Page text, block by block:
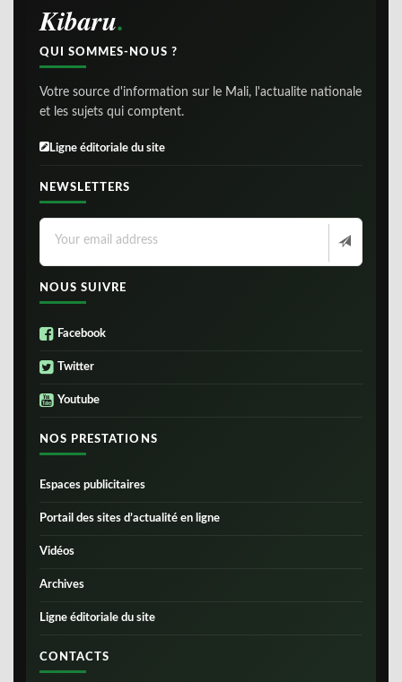
Kibaru
QUI SOMMES-NOUS ?
Votre source d'information sur le Mali, l'actualite nationale
et les sujets qui comptent.
Ligne éditoriale du site
NEWSLETTERS
NOUS SUIVRE
Facebook
Twitter
Youtube
NOS PRESTATIONS
Espaces publicitaires
Portail des sites d’actualité en ligne
Vidéos
Archives
Ligne éditoriale du site
CONTACTS